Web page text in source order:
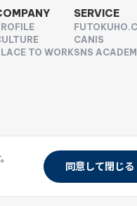
TO WORK
SERVICE
CANIS
SNS
同意して閉じる